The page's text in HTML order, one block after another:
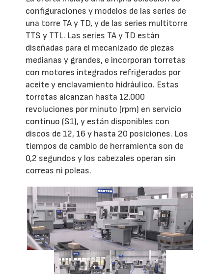
configuraciones y modelos de las series de
una torre TA y TD, y de las series multitorre
TTS y TTL. Las series TA y TD están
diseñadas para el mecanizado de piezas
medianas y grandes, e incorporan torretas
con motores integrados refrigerados por
aceite y enclavamiento hidráulico. Estas
torretas alcanzan hasta 12.000
revoluciones por minuto (rpm) en servicio
continuo (S1), y están disponibles con
discos de 12, 16 y hasta 20 posiciones. Los
tiempos de cambio de herramienta son de
0,2 segundos y los cabezales operan sin
correas ni poleas.